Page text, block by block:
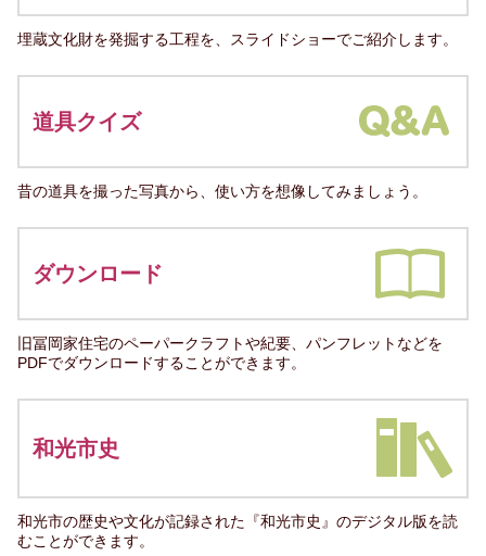
埋蔵文化財を発掘する工程を、スライドショーでご紹介します。
道具クイズ
昔の道具を撮った写真から、使い方を想像してみましょう。
ダウンロード
旧冨岡家住宅のペーパークラフトや紀要、パンフレットなどを
PDFでダウンロードすることができます。
和光市史
和光市の歴史や文化が記録された『和光市史』のデジタル版を読
むことができます。